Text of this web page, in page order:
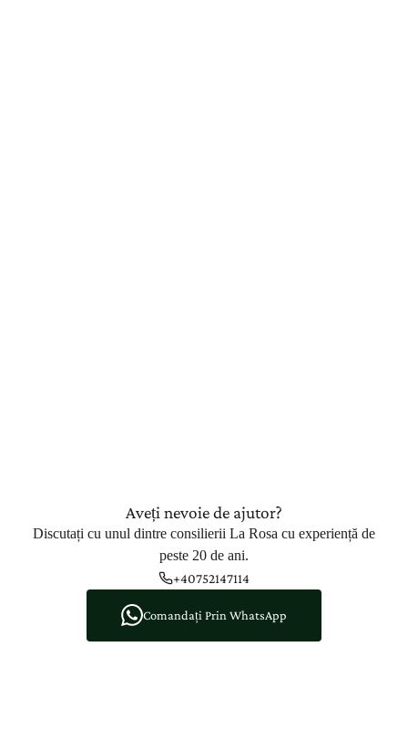
Aveți nevoie de ajutor?
Discutați cu unul dintre consilierii La Rosa cu experiență de
peste 20 de ani.
+40752147114
Comandați Prin WhatsApp